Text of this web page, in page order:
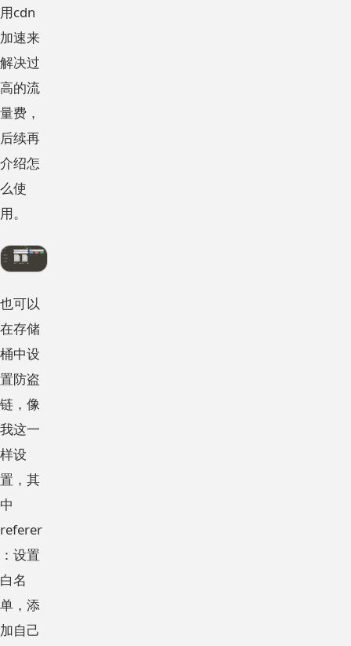
用cdn
加速来
解决过
高的流
量费，
后续再
介绍怎
么使
用。
也可以
在存储
桶中设
置防盗
链，像
我这一
样设
置，其
中
referer
：设置
白名
单，添
加自己